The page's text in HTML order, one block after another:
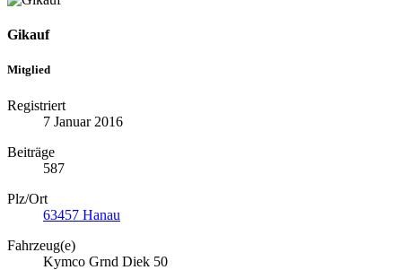
Gikauf
Mitglied
Registriert
7 Januar 2016
Beiträge
587
Plz/Ort
63457 Hanau
Fahrzeug(e)
Kymco Grnd Diek 50